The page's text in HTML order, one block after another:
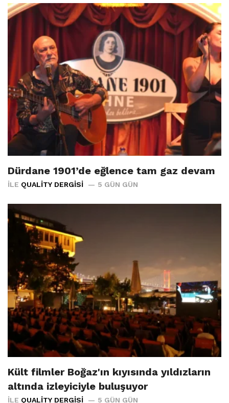
Dürdane 1901’de eğlence tam gaz devam
İLE QUALITY DERGISI 5 GÜN GÜN
Kült filmler Boğaz'ın kıyısında yıldızların
altında izleyiciyle buluşuyor
İLE QUALITY DERGISI 5 GÜN GÜN